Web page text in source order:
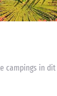
campings in dit